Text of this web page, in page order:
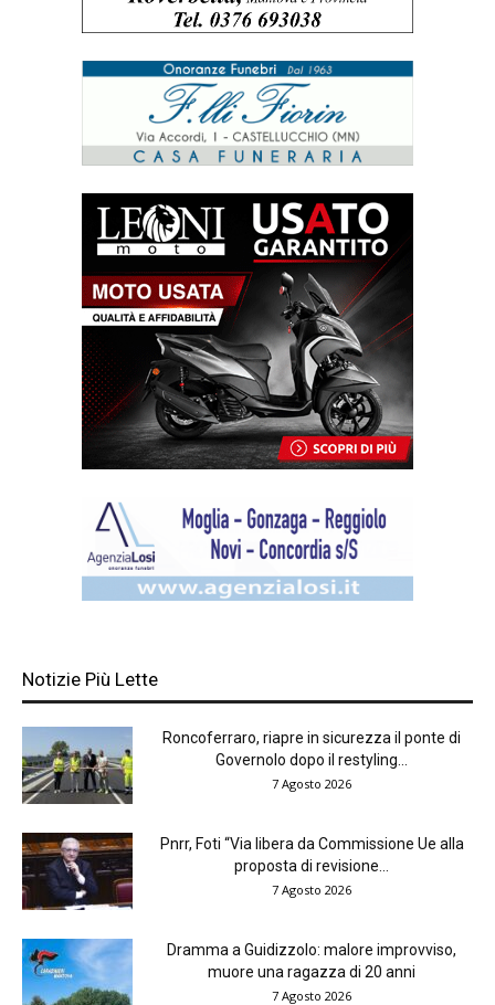
Notizie Più Lette
Roncoferraro, riapre in sicurezza il ponte di
Governolo dopo il restyling...
7 Agosto 2026
Pnrr, Foti “Via libera da Commissione Ue alla
proposta di revisione...
7 Agosto 2026
Dramma a Guidizzolo: malore improvviso,
muore una ragazza di 20 anni
7 Agosto 2026